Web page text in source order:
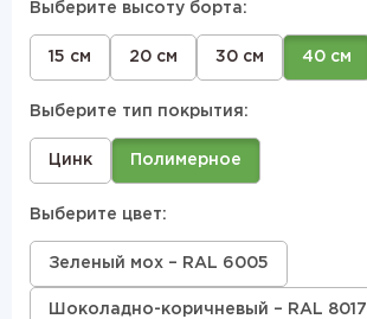
Выберите высоту борта:
15 см 20 см 30 см 40 см
Выберите тип покрытия:
Цинк Полимерное
Выберите цвет:
Зеленый мох – RAL 6005
Шоколадно-коричневый – RAL 8017